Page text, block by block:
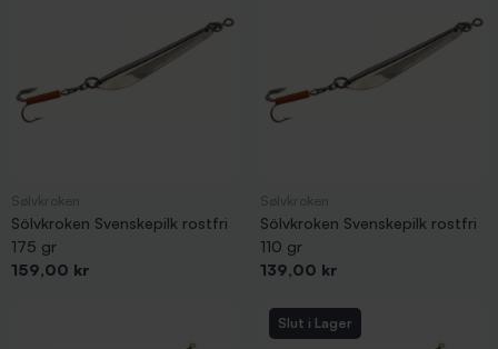
Sölvkroken Svenskepilk rostfri
175 gr
Pris
159,00 kr
Sölvkroken Svenskepilk rostfri
110 gr
Pris
139,00 kr
Slut i Lager